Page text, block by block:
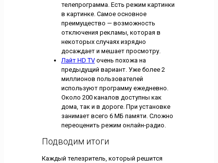
телепрограмма. Есть режим картинки
в картинке. Самое основное
преимущество — возможность
отключения рекламы, которая в
некоторых случаях изрядно
досаждает и мешает просмотру.
Лайт HD TVочень похожа на
предыдущий вариант. Уже более 2
миллионов пользователей
используют программу ежедневно.
Около 200 каналов доступны как
дома, так и в дороге. При установке
занимает всего 6 МБ памяти. Сложно
переоценить режим онлайн-радио.
Подводим итоги
Каждый телезритель, который решится